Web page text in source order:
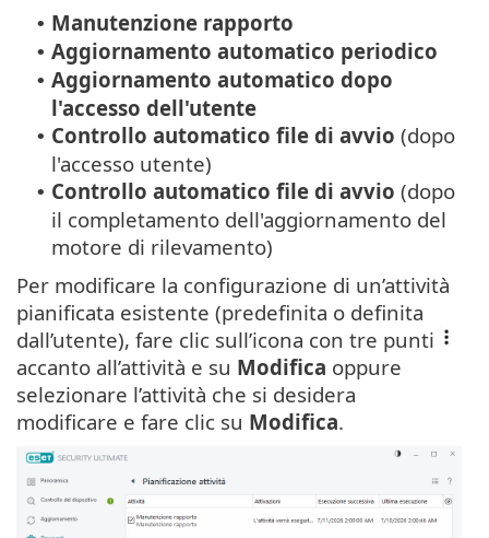
• Manutenzione rapporto
• Aggiornamento automatico periodico
• Aggiornamento automatico dopo
l'accesso dell'utente
• Controllo automatico file di avvio (dopo
l'accesso utente)
• Controllo automatico file di avvio (dopo
il completamento dell'aggiornamento del
motore di rilevamento)
Per modificare la configurazione di un’attività
pianificata esistente (predefinita o definita
dall’utente), fare clic sull’icona con tre punti
accanto all’attività e su Modifica oppure
selezionare l’attività che si desidera
modificare e fare clic su Modifica.